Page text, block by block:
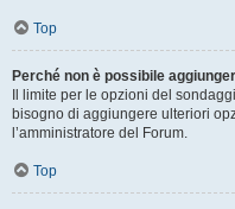
Top
Perché non è possibile
Il limite per le opzioni del
bisogno di aggiungere ulteriori
l’amministratore del Forum.
Top